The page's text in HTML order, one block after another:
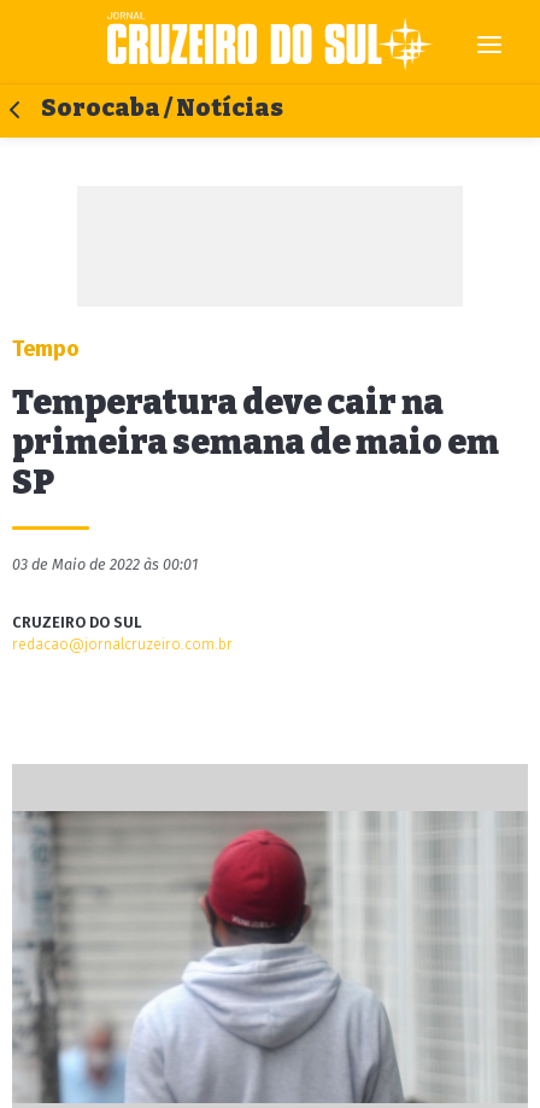
Sorocaba / Notícias
Tempo
Temperatura deve cair na
primeira semana de maio em
SP
03 de Maio de 2022 às 00:01
CRUZEIRO DO SUL
redacao@jornalcruzeiro.com.br